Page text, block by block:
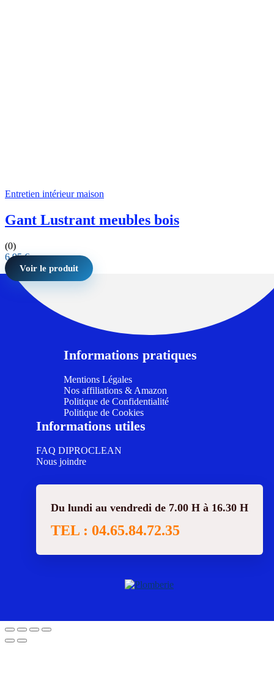
Entretien intérieur maison
Gant Lustrant meubles bois
(0)
6,95€
Voir le produit
Informations pratiques
Mentions Légales
Nos affiliations & Amazon
Politique de Confidentialité
Politique de Cookies
Informations utiles
FAQ DIPROCLEAN
Nous joindre
Du lundi au vendredi de 7.00 H à 16.30 H
TEL : 04.65.84.72.35